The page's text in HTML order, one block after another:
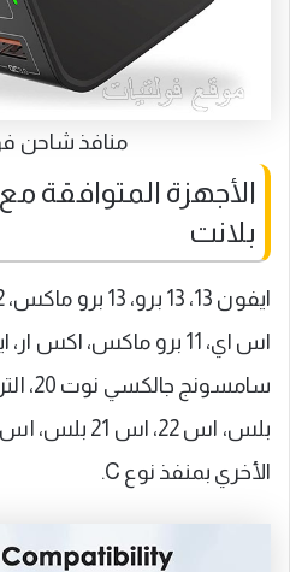
منافذ شاحن
الأجهزة المتوافقة
بلانت
اس اي، 11 برو ماكس، اكس
الأخري بمنفذ نوع C.